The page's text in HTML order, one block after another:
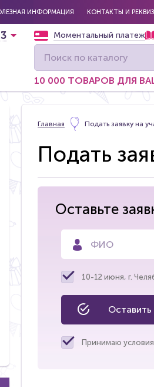
ИНФОРМАЦИЯ КОНТАКТЫ И
Моментальный платеж
10 000 ТОВАРОВ ДЛЯ
Главная Подать заявку на
Подать
Оставьте
10-12 июня, г.
Оставить
Принимаю условия